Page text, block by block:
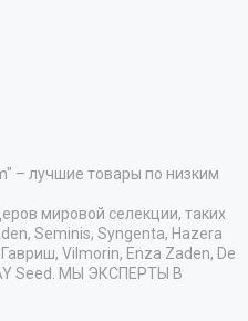
– лучшие товары по низким
мировой селекции, таких
Seminis, Syngenta, Hazera
Vilmorin, Enza Zaden, De
Seed. МЫ ЭКСПЕРТЫ В